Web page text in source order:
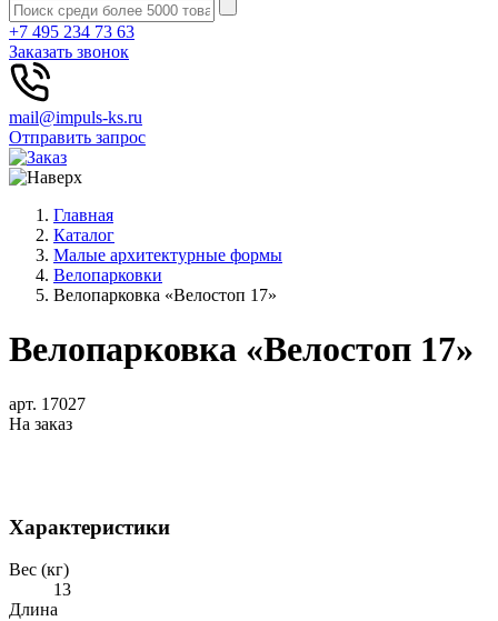
+7 495 234 73 63
Заказать звонок
mail@impuls-ks.ru
Отправить запрос
Главная
Каталог
Малые архитектурные формы
Велопарковки
Велопарковка «Велостоп 17»
Велопарковка «Велостоп 17»
арт. 17027
На заказ
Характеристики
Вес (кг)
13
Длина